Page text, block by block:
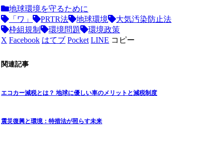
地球環境を守るために
「ワ」
PRTR法 地球環境
大気汚染防止法
枠組規制
環境問題
環境政策
X Facebook はてブ Pocket LINE コピー
関連記事
エコカー減税とは？ 地球に優しい車のメリットと減税制度
震災復興と環境：特措法が照らす未来